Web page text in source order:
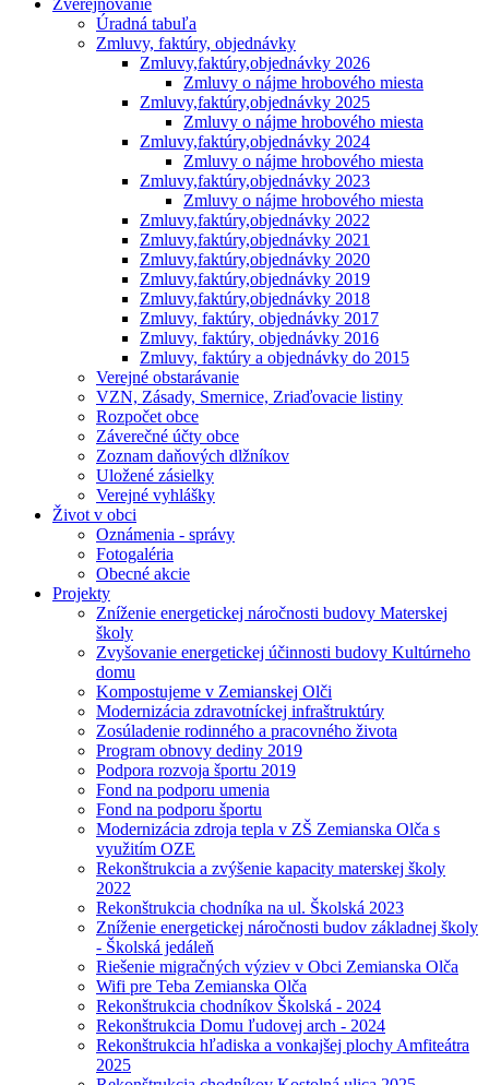
Zverejnovanie
Úradná tabuľa
Zmluvy, faktúry, objednávky
Zmluvy,faktúry,objednávky 2026
Zmluvy o nájme hrobového miesta
Zmluvy,faktúry,objednávky 2025
Zmluvy o nájme hrobového miesta
Zmluvy,faktúry,objednávky 2024
Zmluvy o nájme hrobového miesta
Zmluvy,faktúry,objednávky 2023
Zmluvy o nájme hrobového miesta
Zmluvy,faktúry,objednávky 2022
Zmluvy,faktúry,objednávky 2021
Zmluvy,faktúry,objednávky 2020
Zmluvy,faktúry,objednávky 2019
Zmluvy,faktúry,objednávky 2018
Zmluvy, faktúry, objednávky 2017
Zmluvy, faktúry, objednávky 2016
Zmluvy, faktúry a objednávky do 2015
Verejné obstarávanie
VZN, Zásady, Smernice, Zriaďovacie listiny
Rozpočet obce
Záverečné účty obce
Zoznam daňových dlžníkov
Uložené zásielky
Verejné vyhlášky
Život v obci
Oznámenia - správy
Fotogaléria
Obecné akcie
Projekty
Zníženie energetickej náročnosti budovy Materskej
školy
Zvyšovanie energetickej účinnosti budovy Kultúrneho
domu
Kompostujeme v Zemianskej Olči
Modernizácia zdravotníckej infraštruktúry
Zosúladenie rodinného a pracovného života
Program obnovy dediny 2019
Podpora rozvoja športu 2019
Fond na podporu umenia
Fond na podporu športu
Modernizácia zdroja tepla v ZŠ Zemianska Olča s
využitím OZE
Rekonštrukcia a zvýšenie kapacity materskej školy
2022
Rekonštrukcia chodníka na ul. Školská 2023
Zníženie energetickej náročnosti budov základnej školy
- Školská jedáleň
Riešenie migračných výziev v Obci Zemianska Olča
Wifi pre Teba Zemianska Olča
Rekonštrukcia chodníkov Školská - 2024
Rekonštrukcia Domu ľudovej arch - 2024
Rekonštrukcia hľadiska a vonkajšej plochy Amfiteátra
2025